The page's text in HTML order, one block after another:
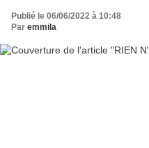
Publié le 06/06/2022 à 10:48
Par emmila